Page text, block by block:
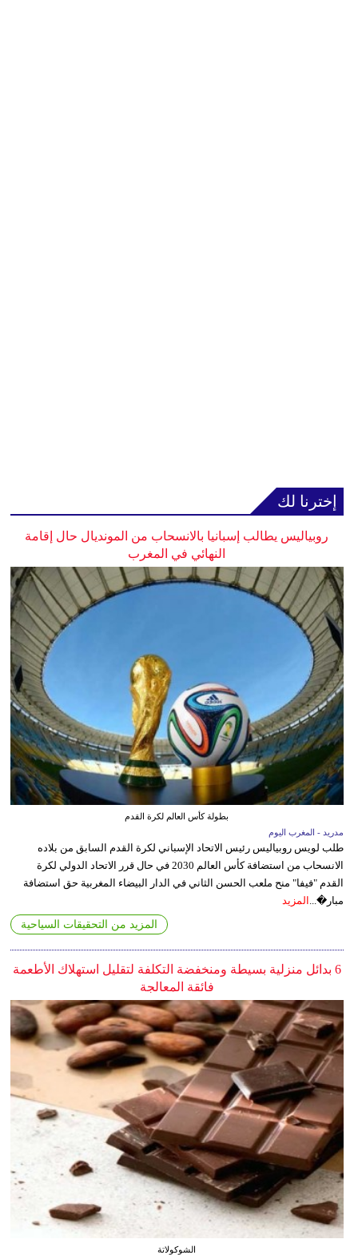
إخترنا لك
روبياليس يطالب إسبانيا بالانسحاب من المونديال حال إقامة
النهائي في المغرب
بطولة كأس العالم لكرة القدم
مدريد - المغرب اليوم
طلب لويس روبياليس رئيس الاتحاد الإسباني لكرة القدم السابق من بلاده
الانسحاب من استضافة كأس العالم 2030 في حال قرر الاتحاد الدولي لكرة
القدم "فيفا" منح ملعب الحسن الثاني في الدار البيضاء المغربية حق استضافة
مبار�...
المزيد
المزيد من التحقيقات السياحية
6 بدائل منزلية بسيطة ومنخفضة التكلفة لتقليل استهلاك الأطعمة
فائقة المعالجة
الشوكولاتة